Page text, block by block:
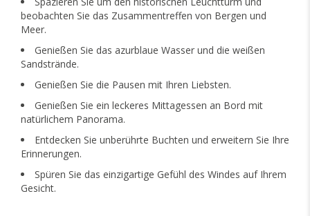
beobachten Sie das Zusammentreffen von Bergen und
Meer.
Genießen Sie das azurblaue Wasser und die weißen
Sandstrände.
Genießen Sie die Pausen mit Ihren Liebsten.
Genießen Sie ein leckeres Mittagessen an Bord mit
natürlichem Panorama.
Entdecken Sie unberührte Buchten und erweitern Sie Ihre
Erinnerungen.
Spüren Sie das einzigartige Gefühl des Windes auf Ihrem
Gesicht.